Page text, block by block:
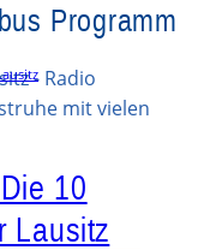
Programm
10
Lausitz